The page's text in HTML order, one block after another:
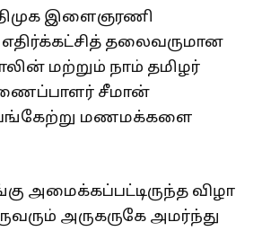
இளைஞரணி
தலைவருமான
மற்றும் நாம் தமிழர்
சீமான்
மணமக்களை
அமைக்கப்பட்டிருந்த விழா
அருகருகே அமர்ந்து